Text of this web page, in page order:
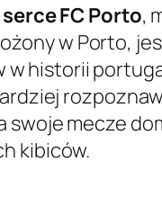
FC Porto,
w Porto,
historii
swoje mecze
kibiców.